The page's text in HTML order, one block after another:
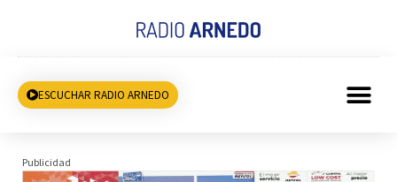
ESCUCHAR RADIO ARNEDO
Publicidad